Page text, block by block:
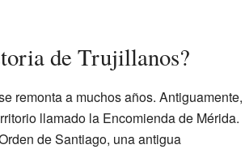
de Trujillanos?
remonta a muchos años. Antiguamente,
llamado la Encomienda de Mérida.
de Santiago, una antigua